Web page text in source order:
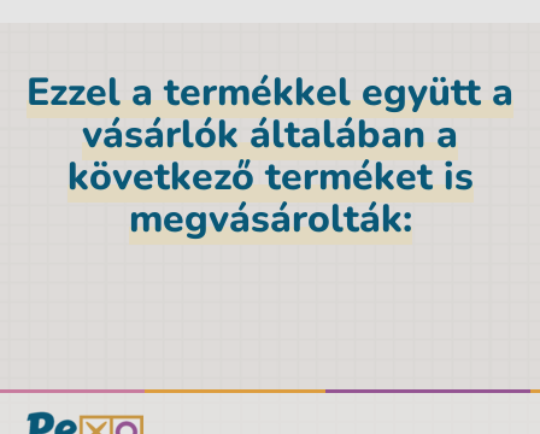
Licence
Autók
Nettó tömeg [kg]
0,04 kg
Polyester
Ezzel a termékkel együtt a
vásárlók általában a
következő terméket is
megvásárolták: